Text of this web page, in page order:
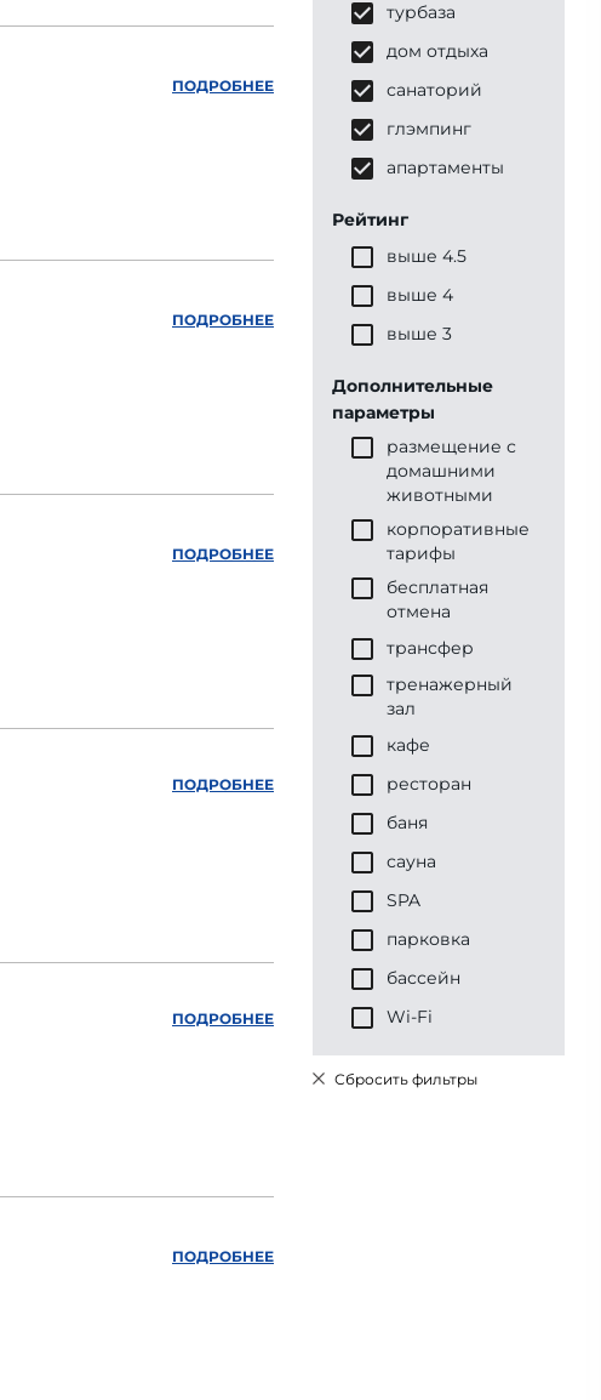
ПОДРОБНЕЕ
ПОДРОБНЕЕ
ПОДРОБНЕЕ
ПОДРОБНЕЕ
ПОДРОБНЕЕ
ПОДРОБНЕЕ
турбаза
дом отдыха
санаторий
глэмпинг
апартаменты
Рейтинг
выше 4.5
выше 4
выше 3
Дополнительные
параметры
размещение с
домашними
животными
корпоративные
тарифы
бесплатная
отмена
трансфер
тренажерный
зал
кафе
ресторан
баня
сауна
SPA
парковка
бассейн
Wi-Fi
Сбросить фильтры